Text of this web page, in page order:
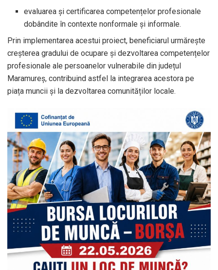
evaluarea și certificarea competențelor profesionale
dobândite în contexte nonformale și informale.
Prin implementarea acestui proiect, beneficiarul urmărește
creșterea gradului de ocupare și dezvoltarea competențelor
profesionale ale persoanelor vulnerabile din județul
Maramureș, contribuind astfel la integrarea acestora pe
piața muncii și la dezvoltarea comunităților locale.